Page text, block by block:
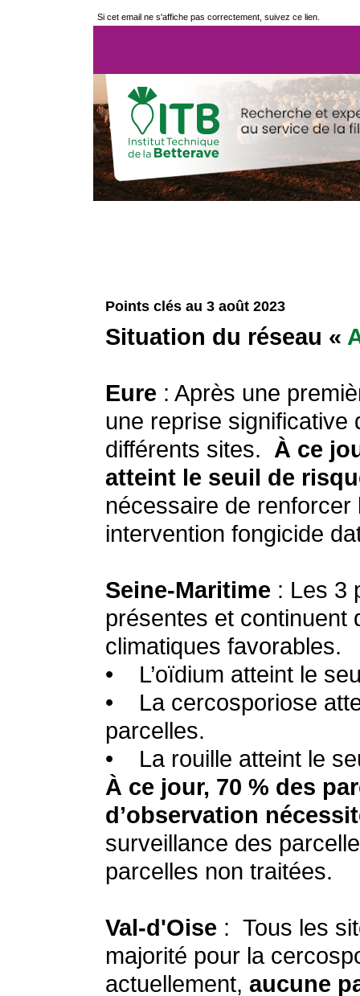
Si cet email ne s'affiche pas correctement, suivez ce lien.
Points clés au 3 août 2023
Situation du réseau «
Eure : Après une
une reprise significative
différents sites. À ce
atteint le seuil de
nécessaire de
intervention fongicide
Seine-Maritime : Les 3
présentes et continuent
climatiques favorables.
• L’oïdium atteint le
• La cercosporiose
parcelles.
• La rouille atteint le
À ce jour, 70 % des
d’observation
surveillance des
parcelles non traitées.
Val-d'Oise : Tous les
majorité pour la
actuellement, aucune